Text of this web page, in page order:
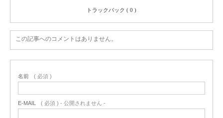
トラックバック ( 0 )
この記事へのコメントはありません。
名前 ( 必須 )
E-MAIL ( 必須 ) - 公開されません -